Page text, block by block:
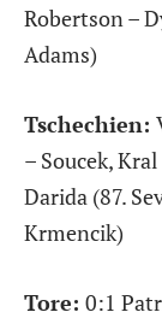
Robertson –
Adams)
Tschechien:
– Soucek,
Darida (87.
Krmencik)
Tore: 0:1